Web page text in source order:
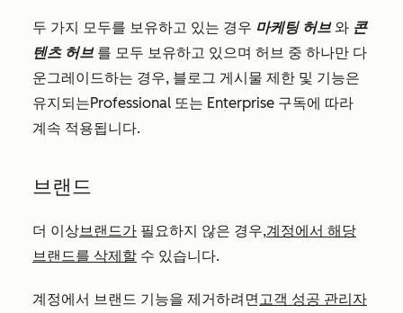
두 가지 모두를 보유하고 있는 경우 마케팅 허브와 콘
텐츠 허브 를 모두 보유하고 있으며 허브 중 하나만 다
운그레이드하는 경우, 블로그 게시물 제한 및 기능은
유지되는Professional 또는 Enterprise 구독에 따라
계속 적용됩니다.
브랜드
더 이상브랜드가 필요하지 않은 경우,계정에서 해당
브랜드를 삭제할 수 있습니다.
계정에서 브랜드 기능을 제거하려면고객 성공 관리자